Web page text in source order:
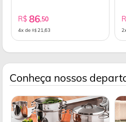
R$ 86,50
4x de R$ 21,63
Conheça nossos